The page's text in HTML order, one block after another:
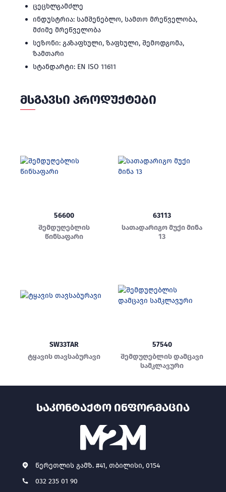
ცეცხლგამძლე
ინდუსტრია: სამშენებლო, სამთო მრეწველობა,
მძიმე მრეწველობა
სეზონი: გაზაფხული, ზაფხული, შემოდგომა,
ზამთარი
სტანდარტი: EN ISO 11611
ᲛᲡᲒᲐᲕᲡᲘ ᲞᲠᲝᲓᲣᲥᲢᲔᲑᲘ
56600
შემდუღებლის
წინსაფარი
63113
სათადარიგო მუქი მინა
13
SW33TAR
ტყავის თავსაბურავი
57540
შემდუღებლის დამცავი
სამკლავური
ᲡᲐᲙᲝᲜᲢᲐᲥᲢᲝ ᲘᲜᲤᲝᲠᲛᲐᲪᲘᲐ
წერეთლის გამზ. #41, თბილისი, 0154
032 235 01 90